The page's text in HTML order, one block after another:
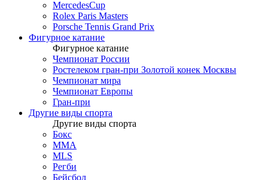
MercedesCup
Rolex Paris Masters
Porsche Tennis Grand Prix
Фигурное катание
Фигурное катание
Чемпионат России
Ростелеком гран-при Золотой конек Москвы
Чемпионат мира
Чемпионат Европы
Гран-при
Другие виды спорта
Другие виды спорта
Бокс
MMA
MLS
Регби
Бейсбол